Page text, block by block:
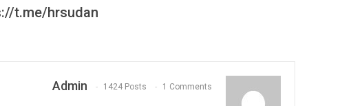
t.me/hrsudan
Admin 1424 Posts 1 Comments